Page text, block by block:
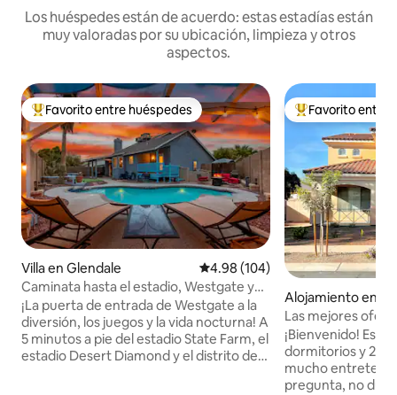
Los huéspedes están de acuerdo: estas estadías están
muy valoradas por su ubicación, limpieza y otros
aspectos.
Favorito entre huéspedes preferido
Favorito entre huéspedes
Villa en Glendale Calificación promedio: 4.98 de
4.98 (104)
Caminata hasta el estadio, Westgate y
Arena/Área VIP Exp Lux
¡La puerta de entrada de Westgate a la
diversión, los juegos y la vida nocturna! A
5 minutos a pie del estadio State Farm, el
estadio Desert Diamond y el distrito de
Favorito entre
Favorito entre
Alojamiento en
Las mejores
Sweet Home
¡Bienvenido! Esta
dormitorios y 2,5
mucho
pregunta, no